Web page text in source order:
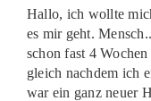
Hallo, ich wollte
es mir geht.
schon fast 4
gleich nachdem ich
war ein ganz neuer